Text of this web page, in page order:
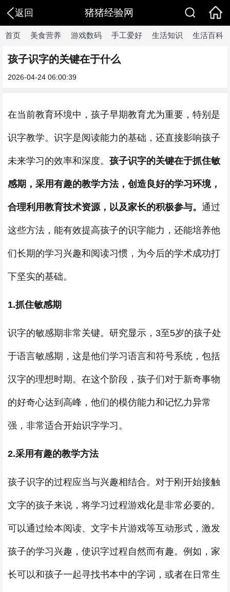
返回 猪猪经验网
首页 美食营养 游戏数码 手工爱好 生活知识 生活百科
孩子识字的关键在于什么
2026-04-24 06:00:39
在当前教育环境中，孩子早期教育尤为重要，特别是
识字教学。识字是阅读能力的基础，还直接影响孩子
未来学习的效率和深度。 孩子识字的关键在于抓住敏
感期，采用有趣的教学方法，创造良好的学习环境，
合理利用教育技术资源，以及家长的积极参与。 通过
这些方法，能有效提高孩子的识字能力，还能培养他
们长期的学习兴趣和阅读习惯，为今后的学术成功打
下坚实的基础。
1.抓住敏感期
识字的敏感期非常关键。研究显示，3至5岁的孩子处
于语言敏感期，这是他们学习语言和符号系统，包括
汉字的理想时期。在这个阶段，孩子们对于新奇事物
的好奇心达到高峰，他们的模仿能力和记忆力异常
强，非常适合开始识字学习。
2.采用有趣的教学方法
孩子识字的过程应当与兴趣相结合。对于刚开始接触
文字的孩子来说，将学习过程游戏化是非常必要的。
可以通过绘本阅读、文字卡片游戏等互动形式，激发
孩子的学习兴趣，使识字过程自然而有趣。例如，家
长可以和孩子一起寻找书本中的字词，或者在日常生